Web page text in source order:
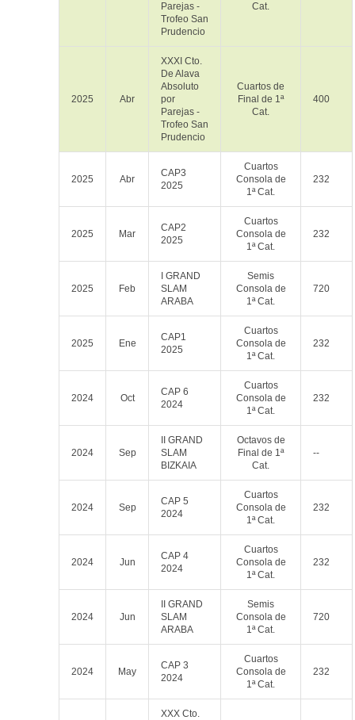
Parejas -
Trofeo San
Prudencio
Cat.
2025 Abr
XXXI Cto.
De Alava
Absoluto
por
Parejas -
Trofeo San
Prudencio
Cuartos de
Final de 1ª
Cat.
400
2025 Abr
CAP3
2025
Cuartos
Consola de
1ª Cat.
232
2025 Mar
CAP2
2025
Cuartos
Consola de
1ª Cat.
232
2025 Feb
I GRAND
SLAM
ARABA
Semis
Consola de
1ª Cat.
720
2025 Ene
CAP1
2025
Cuartos
Consola de
1ª Cat.
232
2024 Oct
CAP 6
2024
Cuartos
Consola de
1ª Cat.
232
2024 Sep
II GRAND
SLAM
BIZKAIA
Octavos de
Final de 1ª
Cat.
--
2024 Sep
CAP 5
2024
Cuartos
Consola de
1ª Cat.
232
2024 Jun
CAP 4
2024
Cuartos
Consola de
1ª Cat.
232
2024 Jun
II GRAND
SLAM
ARABA
Semis
Consola de
1ª Cat.
720
2024 May
CAP 3
2024
Cuartos
Consola de
1ª Cat.
232
XXX Cto.